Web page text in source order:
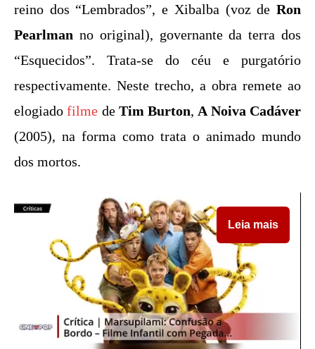
reino dos “Lembrados”, e Xibalba (voz de Ron
Pearlman no original), governante da terra dos
“Esquecidos”. Trata-se do céu e purgatório
respectivamente. Neste trecho, a obra remete ao
elogiadofilme de Tim Burton,A Noiva Cadáver
(2005), na forma como trata o animado mundo
dos mortos.
Leia mais